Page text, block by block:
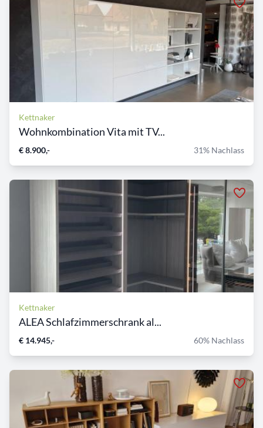
Kettnaker
Wohnkombination Vita mit TV...
€ 8.900,- 31% Nachlass
Kettnaker
ALEA Schlafzimmerschrank al...
€ 14.945,- 60% Nachlass